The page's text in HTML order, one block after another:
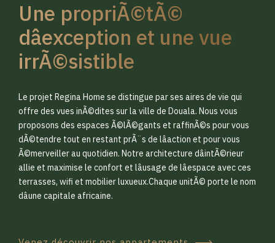
Une propriÃ©tÃ©
dâexception et une vue
irrÃ©sistible
Le projet Regina Home se distingue par ses aires de vie qui
offre des vues inÃ©dites sur la ville de Douala. Nous vous
proposons des espaces Ã©lÃ©gants et raffinÃ©s pour vous
dÃ©tendre tout en restant prÃ¨s de lâaction et pour vous
Ã©merveiller au quotidien. Notre architecture dâintÃ©rieur
allie et maximise le confort et lâusage de lâespace avec ces
terrasses, wifi et mobilier luxueux.Chaque unitÃ© porte le nom
dâune capitale africaine.
0
1
2
3
0
1
2
3